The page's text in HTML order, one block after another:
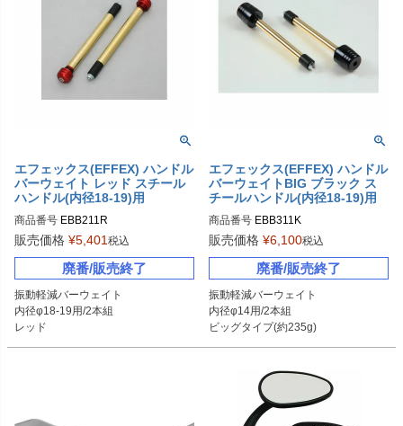
エフェックス(EFFEX) ハンドル
バーウェイト レッド スチール
ハンドル(内径18-19)用
商品番号 EBB211R
販売価格 ¥5,401税込
廃番/販売終了
振動軽減バーウェイト
内径φ18-19用/2本組
レッド
エフェックス(EFFEX) ハンドル
バーウェイトBIG ブラック ス
チールハンドル(内径18-19)用
商品番号 EBB311K
販売価格 ¥6,100税込
廃番/販売終了
振動軽減バーウェイト
内径φ14用/2本組
ビッグタイプ(約235g)